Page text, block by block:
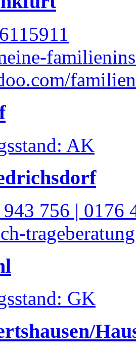
AK
756 | 0176
GK